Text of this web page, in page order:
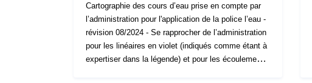
Cartographie des cours d’eau prise en compte par
l’administration pour l'application de la police l’eau -
révision 08/2024 - Se rapprocher de l’administration
pour les linéaires en violet (indiqués comme étant à
expertiser dans la légende) et pour les écoulements